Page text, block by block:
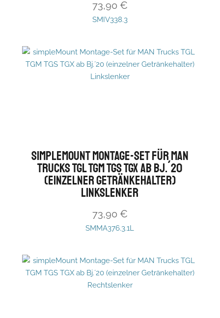
73,90 €
SMIV338.3
simpleMount Montage-Set für MAN
Trucks TGL TGM TGS TGX ab Bj.´20
(einzelner Getränkehalter)
Linkslenker
73,90 €
SMMA376.3.1L